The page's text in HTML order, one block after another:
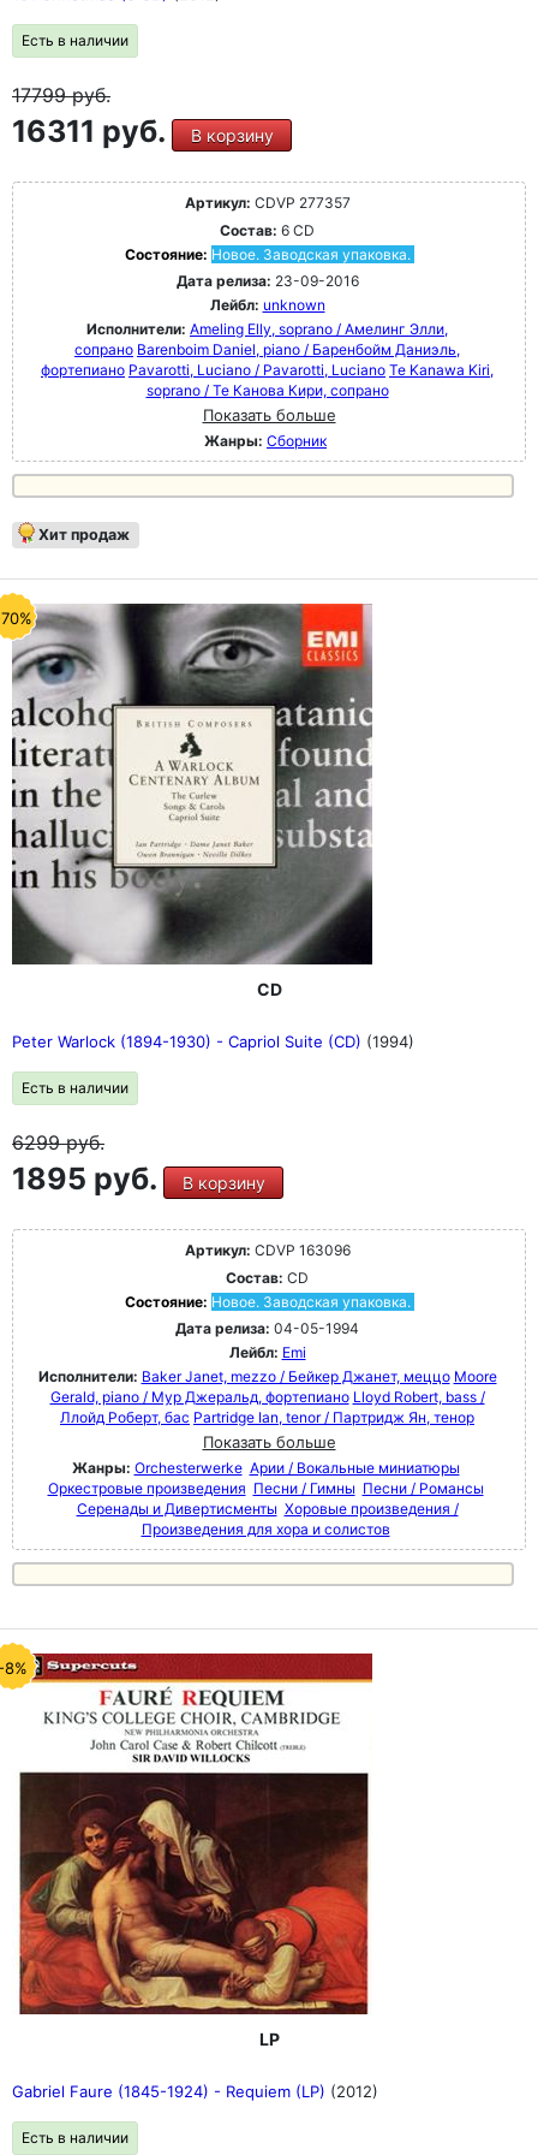
Есть в наличии
17799руб.
16311 руб. В корзину
Артикул: CDVP 277357
Состав: 6 CD
Состояние: Новое. Заводская упаковка.
Дата релиза: 23-09-2016
Лейбл: unknown
Исполнители: Ameling Elly, soprano / Амелинг Элли,
сопрано Barenboim Daniel, piano / Баренбойм Даниэль,
фортепиано Pavarotti, Luciano / Pavarotti, Luciano Te Kanawa Kiri,
soprano / Те Канова Кири, сопрано
Показать больше
Жанры: Сборник
Хит продаж
CD
Peter Warlock (1894-1930) - Capriol Suite (CD) (1994)
Есть в наличии
6299руб.
1895 руб. В корзину
Артикул: CDVP 163096
Состав: CD
Состояние: Новое. Заводская упаковка.
Дата релиза: 04-05-1994
Лейбл: Emi
Исполнители: Baker Janet, mezzo / Бейкер Джанет, меццо Moore
Gerald, piano / Мур Джеральд, фортепиано Lloyd Robert, bass /
Ллойд Роберт, бас Partridge Ian, tenor / Партридж Ян, тенор
Показать больше
Жанры: Orchesterwerke Арии / Вокальные миниатюры
Оркестровые произведения Песни / Гимны Песни / Романсы
Серенады и Дивертисменты Хоровые произведения /
Произведения для хора и солистов
8%
LP
Gabriel Faure (1845-1924) - Requiem (LP) (2012)
Есть в наличии